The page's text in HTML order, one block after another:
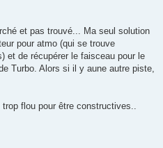
et pas trouvé... Ma seul solution
pour atmo (qui se trouve
et de récupérer le faisceau pour le
Turbo. Alors si il y aune autre piste,
flou pour être constructives..